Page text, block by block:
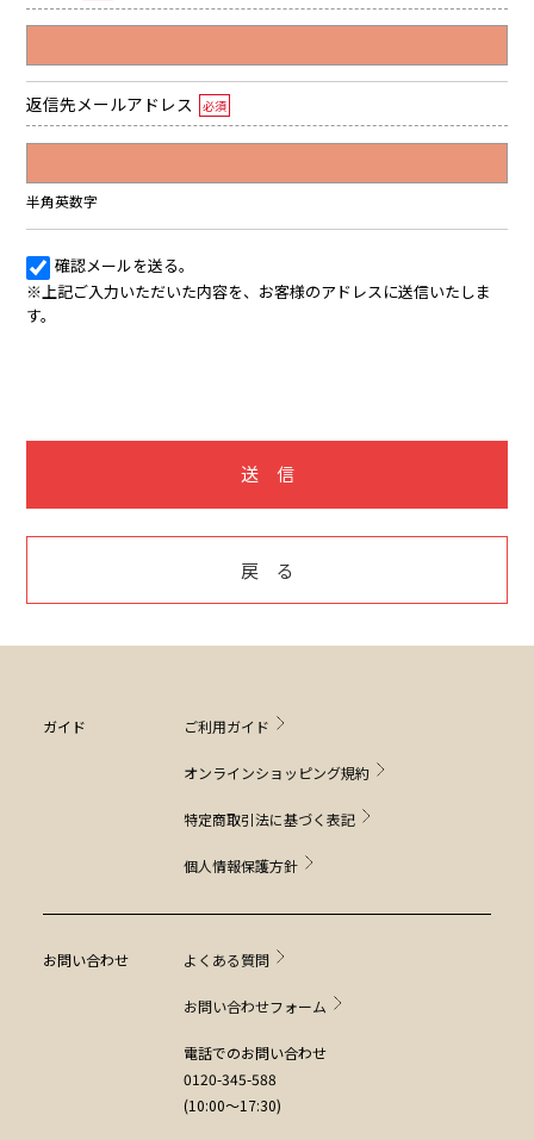
返信先メールアドレス 必須
半角英数字
確認メールを送る。
※上記ご入力いただいた内容を、お客様のアドレスに送信いたしま
す。
送 信
戻 る
ガイド ご利用ガイド
オンラインショッピング規約
特定商取引法に基づく表記
個人情報保護方針
お問い合わせ よくある質問
お問い合わせフォーム
電話でのお問い合わせ
0120-345-588
(10:00～17:30)